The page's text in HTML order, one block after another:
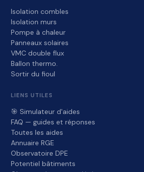
Isolation combles
Isolation murs
Pompe à chaleur
Panneaux solaires
VMC double flux
Ballon thermo.
Sortir du fioul
LIENS UTILES
🎯 Simulateur d'aides
FAQ — guides et réponses
Toutes les aides
Annuaire RGE
Observatoire DPE
Potentiel bâtiments